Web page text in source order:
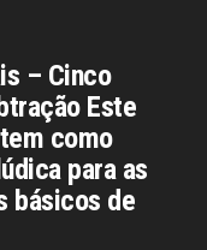
– Cinco
Este
como
para as
básicos de